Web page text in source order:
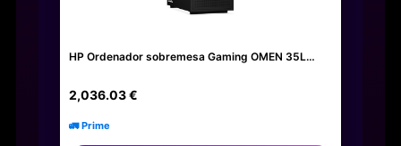
HP Ordenador sobremesa Gaming OMEN 35L…
2,036.03 €
🚛 Prime